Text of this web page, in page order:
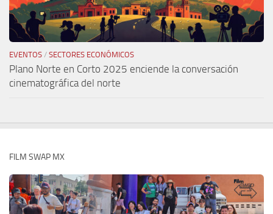
EVENTOS / SECTORES ECONÓMICOS
Plano Norte en Corto 2025 enciende la conversación
cinematográfica del norte
FILM SWAP MX